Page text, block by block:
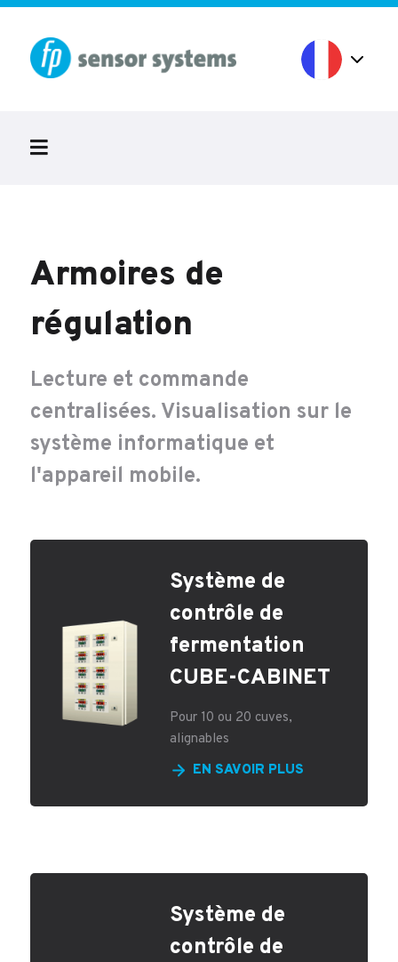
Armoires de
régulation
Lecture et commande
centralisées. Visualisation sur le
système informatique et
l'appareil mobile.
Système de
contrôle de
fermentation
CUBE-CABINET
Pour 10 ou 20 cuves,
alignables
EN SAVOIR PLUS
Système de
contrôle de